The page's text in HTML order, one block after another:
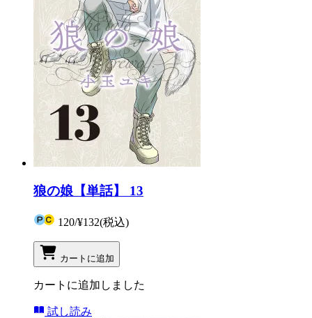
狼の娘【単話】 13
120/¥132(税込)
カートに追加
カートに追加しました
試し読み